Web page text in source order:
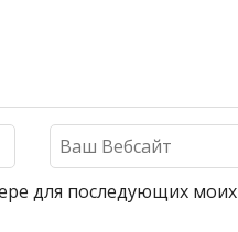
для последующих моих